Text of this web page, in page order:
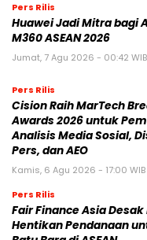
Pers Rilis
Huawei Jadi Mitra bagi
M360 ASEAN 2026
Jumat, 7 Agu 2026 - 00:42 WIB
Pers Rilis
Cision Raih MarTech
Awards 2026 untuk
Analisis Media Sosial,
Pers, dan AEO
Kamis, 6 Agu 2026 - 17:00 WIB
Pers Rilis
Fair Finance Asia
Hentikan Pendanaan